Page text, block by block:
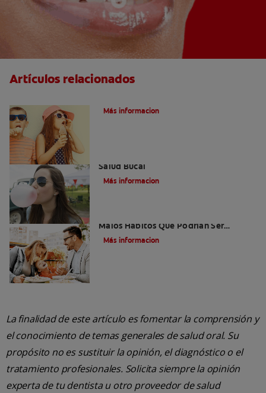
Artículos relacionados
Más informacion
Salud Bucal
Más informacion
Malos Hábitos Que Podrían Ser
Dañinos
Más informacion
La finalidad de este artículo es fomentar la comprensión y
el conocimiento de temas generales de salud oral. Su
propósito no es sustituir la opinión, el diagnóstico o el
tratamiento profesionales. Solicita siempre la opinión
experta de tu dentista u otro proveedor de salud